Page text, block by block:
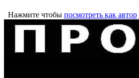
Нажмите чтобы посмотреть как автор